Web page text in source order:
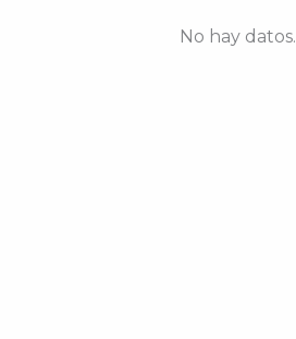
No hay datos.